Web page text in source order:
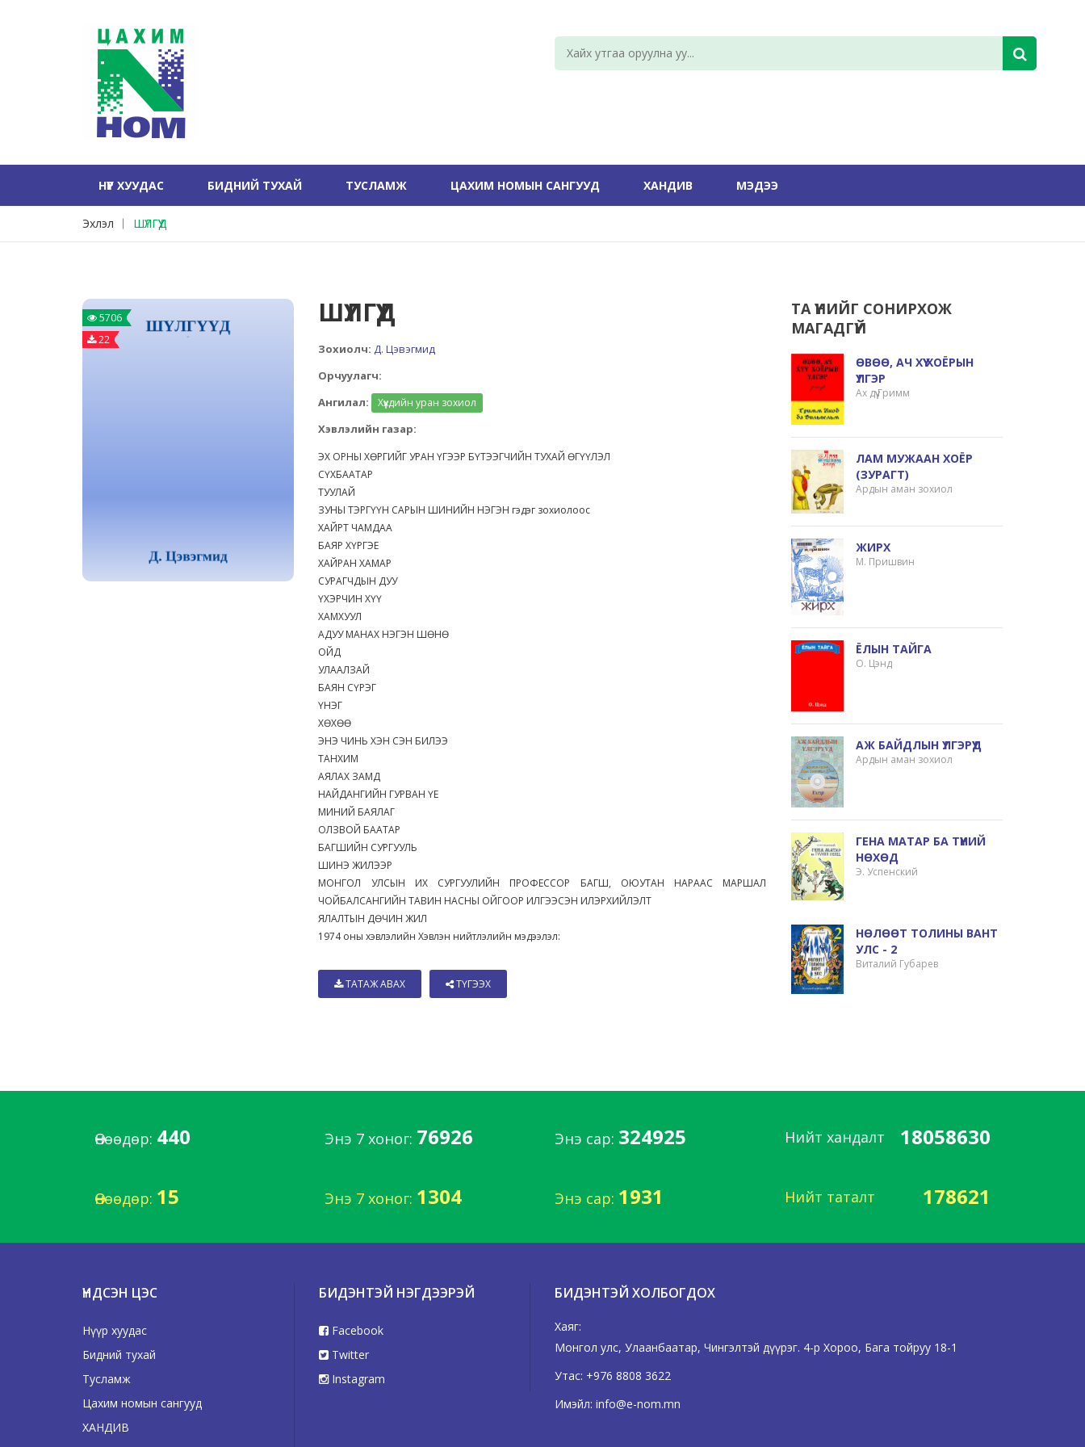
НҮҮР ХУУДАС БИДНИЙ ТУХАЙ ТУСЛАМЖ ЦАХИМ НОМЫН САНГУУД ХАНДИВ МЭДЭЭ
Эхлэл ШҮЛГҮҮД
5706
22
ШҮЛГҮҮД
Зохиолч: Д. Цэвэгмид
Орчуулагч:
Ангилал:
Хүүхдийн уран зохиол
Хэвлэлийн газар:
ЭХ ОРНЫ ХӨРГИЙГ УРАН ҮГЭЭР БҮТЭЭГЧИЙН ТУХАЙ ӨГҮҮЛЭЛ
СҮХБААТАР
ТУУЛАЙ
ЗУНЫ ТЭРГҮҮН САРЫН ШИНИЙН НЭГЭН гэдэг зохиолоос
ХАЙРТ ЧАМДАА
БАЯР ХҮРГЭЕ
ХАЙРАН ХАМАР
СУРАГЧДЫН ДУУ
ҮХЭРЧИН ХҮҮ
ХАМХУУЛ
АДУУ МАНАХ НЭГЭН ШӨНӨ
ОЙД
УЛААЛЗАЙ
БАЯН СҮРЭГ
ҮНЭГ
ХӨХӨӨ
ЭНЭ ЧИНЬ ХЭН СЭН БИЛЭЭ
ТАНХИМ
АЯЛАХ ЗАМД
НАЙДАНГИЙН ГУРВАН ҮЕ
МИНИЙ БАЯЛАГ
ОЛЗВОЙ БААТАР
БАГШИЙН СУРГУУЛЬ
ШИНЭ ЖИЛЭЭР
МОНГОЛ УЛСЫН ИХ СУРГУУЛИЙН ПРОФЕССОР БАГШ, ОЮУТАН НАРААС МАРШАЛ
ЧОЙБАЛСАНГИЙН ТАВИН НАСНЫ ОЙГООР ИЛГЭЭСЭН ИЛЭРХИЙЛЭЛТ
ЯЛАЛТЫН ДӨЧИН ЖИЛ
1974 оны хэвлэлийн Хэвлэн нийтлэлийн мэдээлэл:
ТАТАЖ АВАХ ТҮГЭЭХ
ТА ҮҮНИЙГ СОНИРХОЖ
МАГАДГҮЙ
ӨВӨӨ, АЧ ХҮҮ ХОЁРЫН
ҮЛГЭР
Ах дүү Гримм
ЛАМ МУЖААН ХОЁР
(ЗУРАГТ)
Ардын аман зохиол
ЖИРХ
М. Пришвин
ЁЛЫН ТАЙГА
О. Цэнд
АЖ БАЙДЛЫН ҮЛГЭРҮҮД
Ардын аман зохиол
ГЕНА МАТАР БА ТҮҮНИЙ
НӨХӨД
Э. Успенский
НӨЛӨӨТ ТОЛИНЫ ВАНТ
УЛС - 2
Виталий Губарев
Өнөөдөр: 440 Энэ 7 хоног: 76926 Энэ сар: 324925 Нийт хандалт 18058630
Өнөөдөр: 15 Энэ 7 хоног: 1304 Энэ сар: 1931 Нийт таталт 178621
ҮНДСЭН ЦЭС
Нүүр хуудас
Бидний тухай
Тусламж
Цахим номын сангууд
ХАНДИВ
БИДЭНТЭЙ НЭГДЭЭРЭЙ
Facebook
Twitter
Instagram
БИДЭНТЭЙ ХОЛБОГДОХ
Хаяг:
Монгол улс, Улаанбаатар, Чингэлтэй дүүрэг. 4-р Хороо, Бага тойруу 18-1
Утас: +976 8808 3622
Имэйл: info@e-nom.mn